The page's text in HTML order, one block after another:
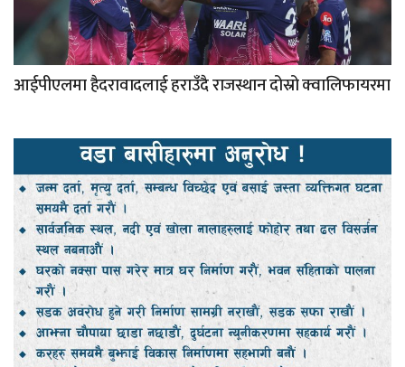
आईपीएलमा हैदरावादलाई हराउँदै राजस्थान दोस्रो क्वालिफायरमा